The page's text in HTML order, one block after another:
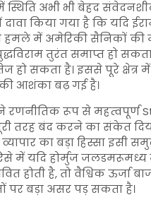
में स्थिति अभी भी बेहद
दावा किया गया है कि यदि
हमले में अमेरिकी सैनिकों की
तुरंत समाप्त हो
हो सकता है। इससे पूरे क्षेत्र
आशंका बढ़ गई है।
रणनीतिक रूप से महत्वपूर्ण
तरह बंद करने का संकेत
का बड़ा हिस्सा इसी
में यदि होर्मुज जलडमरूमध्य
होती है, तो वैश्विक ऊर्जा
पर बड़ा असर पड़ सकता है।